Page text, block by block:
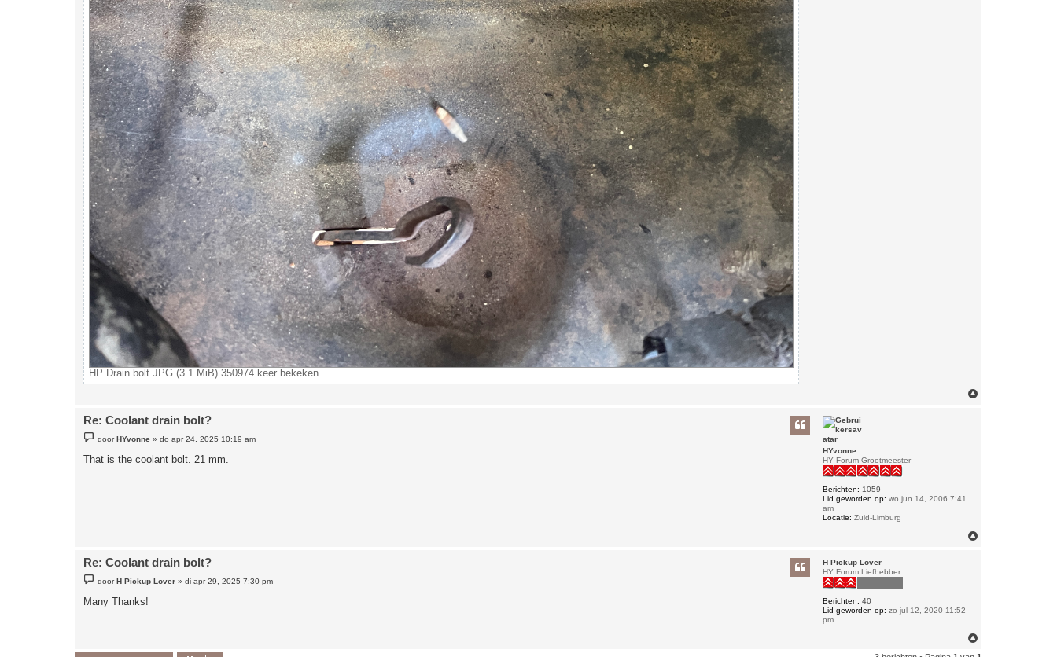
HP Drain bolt.JPG (3.1 MiB) 350974 keer bekeken
HYvonne
HY Forum Grootmeester
Berichten: 1059
Lid geworden op: wo jun 14, 2006 7:41
am
Locatie: Zuid-Limburg
Re: Coolant drain bolt?
e
i
doorHYvonne »do apr 24, 2025 10:19 am
That is the coolant bolt. 21 mm.
H Pickup Lover
HY Forum Liefhebber
Berichten: 40
Lid geworden op: zo jul 12, 2020 11:52
pm
Re: Coolant drain bolt?
e
i
doorH Pickup Lover »di apr 29, 2025 7:30 pm
Many Thanks!